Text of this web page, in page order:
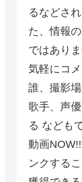
るなどさ
た、情報
ではありま
気軽にコ
誰、撮影
歌手、声
る なども
動画
ンクする